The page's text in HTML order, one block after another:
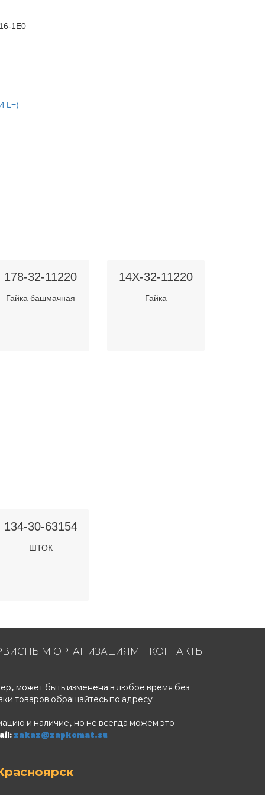
1E0
L=)
178-32-11220
Гайка башмачная
14X-32-11220
Гайка
134-30-63154
ШТОК
ОРГАНИЗАЦИЯМ КОНТАКТЫ
может быть изменена в любое время без
товаров обращайтесь по адресу
и наличие, но не всегда можем это
zakaz@zapkomat.su